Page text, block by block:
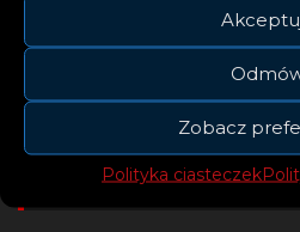
Zobacz
Polityka ciasteczek
pokazał losowi
wielkie fu…k off…
wahajmy się
– DollZ